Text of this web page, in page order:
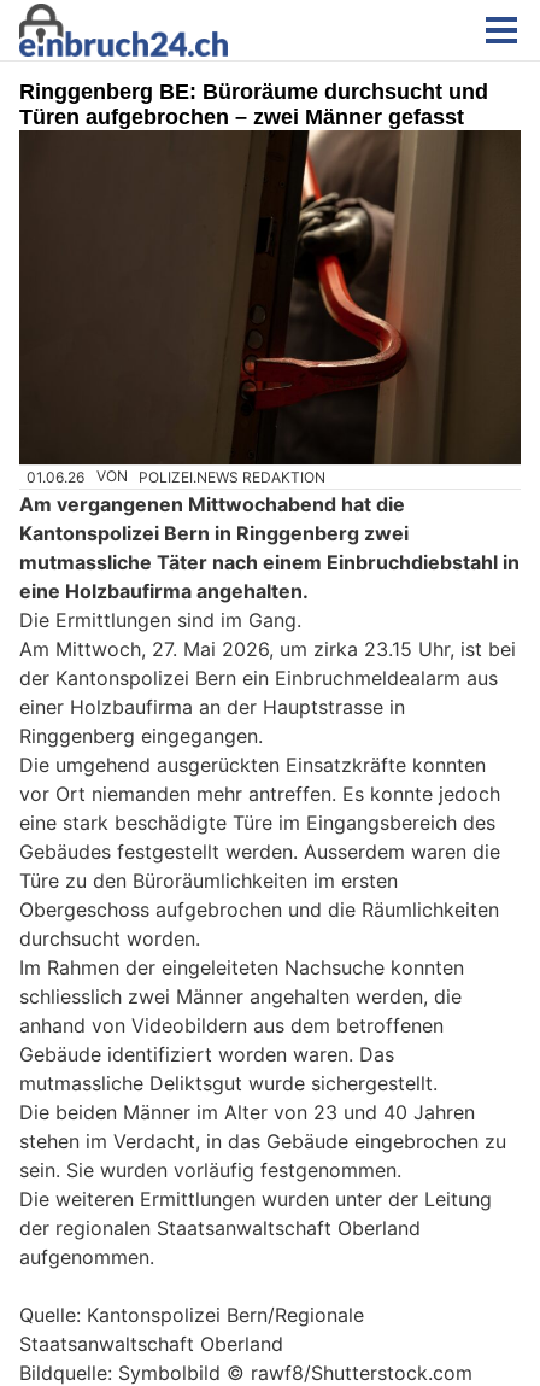
Ringgenberg BE: Büroräume durchsucht und
Türen aufgebrochen – zwei Männer gefasst
01.06.26 VON POLIZEI.NEWS REDAKTION
Am vergangenen Mittwochabend hat die
Kantonspolizei Bern in Ringgenberg zwei
mutmassliche Täter nach einem Einbruchdiebstahl in
eine Holzbaufirma angehalten.
Die Ermittlungen sind im Gang.
Am Mittwoch, 27. Mai 2026, um zirka 23.15 Uhr, ist bei
der Kantonspolizei Bern ein Einbruchmeldealarm aus
einer Holzbaufirma an der Hauptstrasse in
Ringgenberg eingegangen.
Die umgehend ausgerückten Einsatzkräfte konnten
vor Ort niemanden mehr antreffen. Es konnte jedoch
eine stark beschädigte Türe im Eingangsbereich des
Gebäudes festgestellt werden. Ausserdem waren die
Türe zu den Büroräumlichkeiten im ersten
Obergeschoss aufgebrochen und die Räumlichkeiten
durchsucht worden.
Im Rahmen der eingeleiteten Nachsuche konnten
schliesslich zwei Männer angehalten werden, die
anhand von Videobildern aus dem betroffenen
Gebäude identifiziert worden waren. Das
mutmassliche Deliktsgut wurde sichergestellt.
Die beiden Männer im Alter von 23 und 40 Jahren
stehen im Verdacht, in das Gebäude eingebrochen zu
sein. Sie wurden vorläufig festgenommen.
Die weiteren Ermittlungen wurden unter der Leitung
der regionalen Staatsanwaltschaft Oberland
aufgenommen.
Quelle: Kantonspolizei Bern/Regionale
Staatsanwaltschaft Oberland
Bildquelle: Symbolbild © rawf8/Shutterstock.com